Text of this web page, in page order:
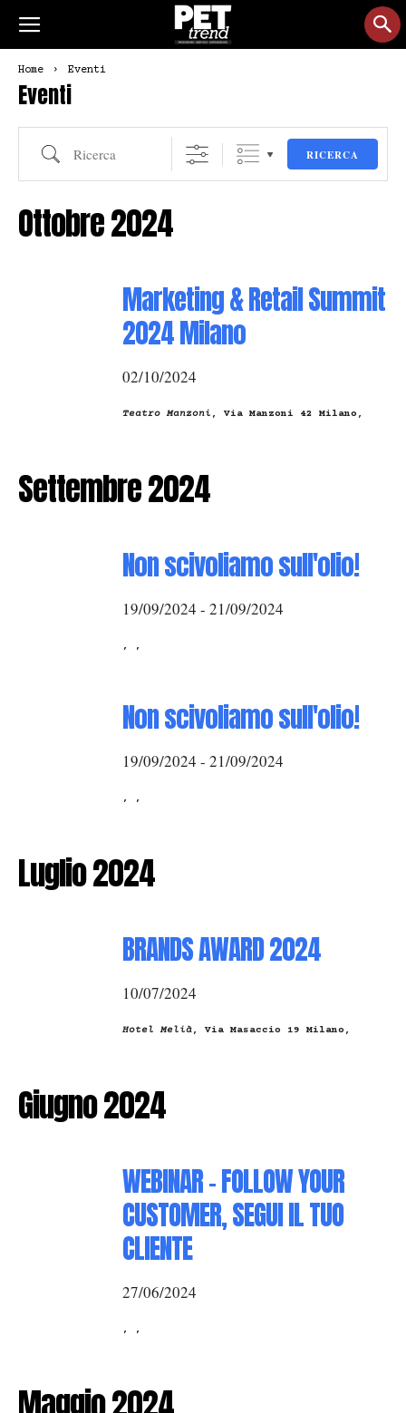
Home Eventi
Eventi
Ricerca RICERCA
Ottobre 2024
Marketing & Retail Summit
2024 Milano
02/10/2024
Teatro Manzoni , Via Manzoni 42 Milano,
Settembre 2024
Non scivoliamo sull'olio!
19/09/2024 - 21/09/2024
, ,
Non scivoliamo sull'olio!
19/09/2024 - 21/09/2024
, ,
Luglio 2024
BRANDS AWARD 2024
10/07/2024
Hotel Melià, Via Masaccio 19 Milano,
Giugno 2024
WEBINAR - FOLLOW YOUR
CUSTOMER, SEGUI IL TUO
CLIENTE
27/06/2024
, ,